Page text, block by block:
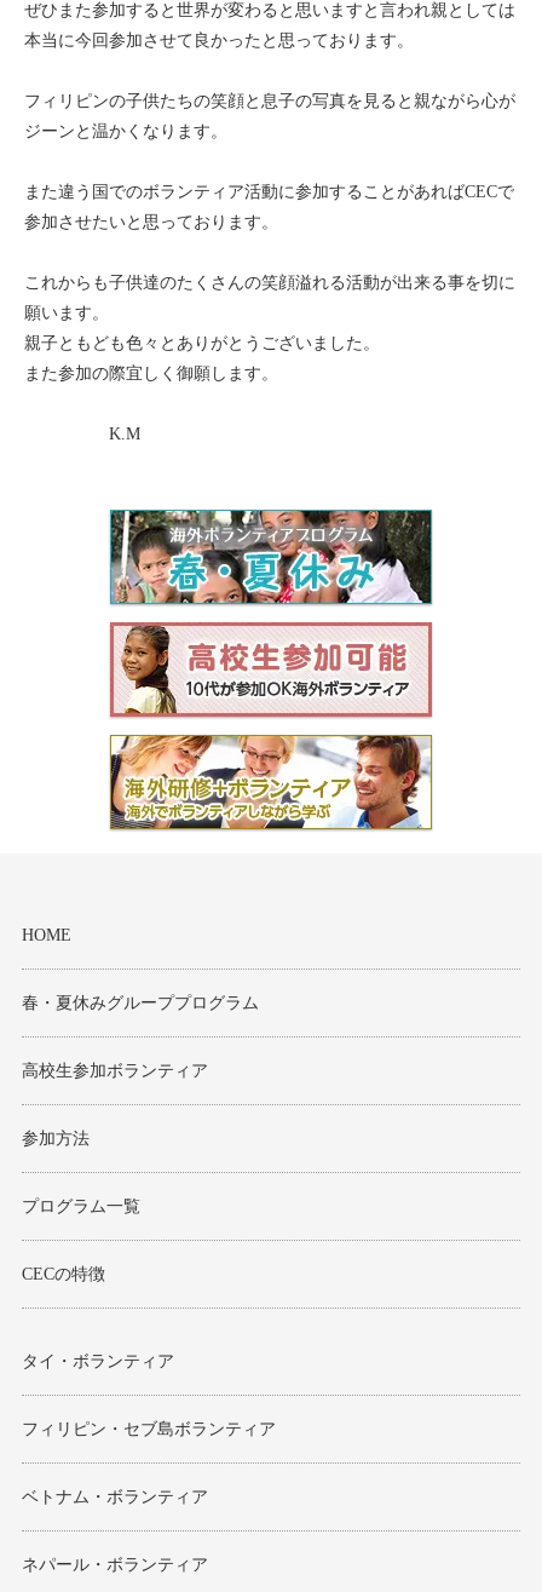
中国/海南島
ネパール
バリ
マルタ島
モンゴル
ジョグジャ
ギリシャ
ぜひまた参加すると世界が変わると思いますと言われ親としては
本当に今回参加させて良かったと思っております。
フィリピンの子供たちの笑顔と息子の写真を見ると親ながら心が
ジーンと温かくなります。
また違う国でのボランティア活動に参加することがあればCECで
参加させたいと思っております。
これからも子供達のたくさんの笑顔溢れる活動が出来る事を切に
願います。
親子ともども色々とありがとうございました。
また参加の際宜しく御願します。
K.M
HOME
春・夏休みグループプログラム
高校生参加ボランティア
参加方法
プログラム一覧
CECの特徴
タイ・ボランティア
フィリピン・セブ島ボランティア
ベトナム・ボランティア
ネパール・ボランティア